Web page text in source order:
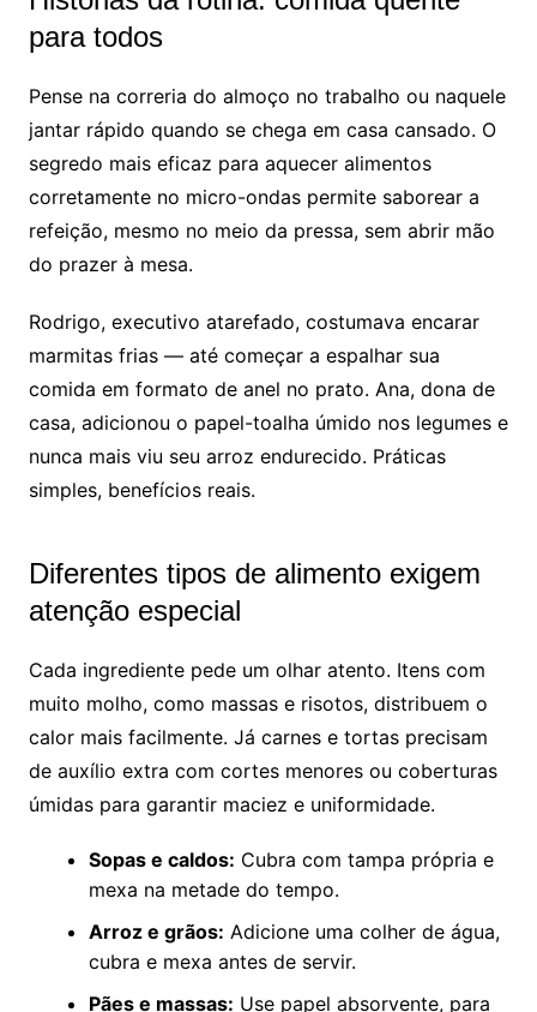
para todos
Pense na correria do almoço no trabalho ou naquele
jantar rápido quando se chega em casa cansado. O
segredo mais eficaz para aquecer alimentos
corretamente no micro-ondas permite saborear a
refeição, mesmo no meio da pressa, sem abrir mão
do prazer à mesa.
Rodrigo, executivo atarefado, costumava encarar
marmitas frias — até começar a espalhar sua
comida em formato de anel no prato. Ana, dona de
casa, adicionou o papel-toalha úmido nos legumes e
nunca mais viu seu arroz endurecido. Práticas
simples, benefícios reais.
Diferentes tipos de alimento exigem
atenção especial
Cada ingrediente pede um olhar atento. Itens com
muito molho, como massas e risotos, distribuem o
calor mais facilmente. Já carnes e tortas precisam
de auxílio extra com cortes menores ou coberturas
úmidas para garantir maciez e uniformidade.
Sopas e caldos: Cubra com tampa própria e
mexa na metade do tempo.
Arroz e grãos: Adicione uma colher de água,
cubra e mexa antes de servir.
Pães e massas: Use papel absorvente, para